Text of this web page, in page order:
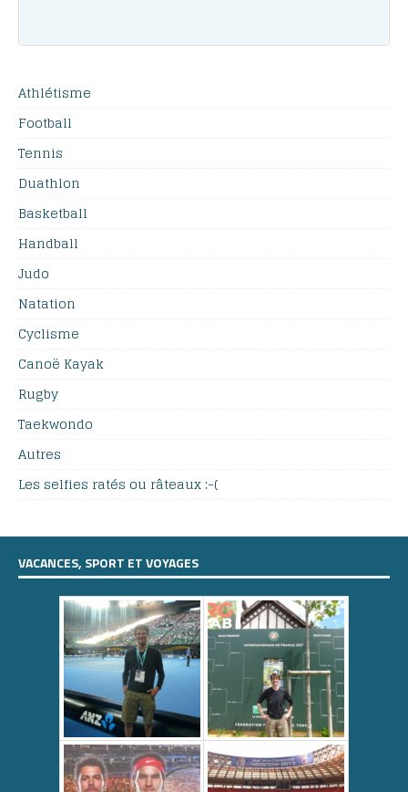
Athlétisme
Football
Tennis
Duathlon
Basketball
Handball
Judo
Natation
Cyclisme
Canoë Kayak
Rugby
Taekwondo
Autres
Les selfies ratés ou râteaux :-(
VACANCES, SPORT ET VOYAGES